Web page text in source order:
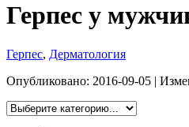
Герпес у
Герпес, Дерматология
Опубликовано: 2016-09-05 |